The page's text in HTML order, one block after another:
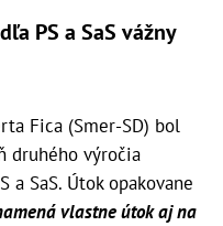
PS a SaS vážny
Fica (Smer-SD) bol
druhého výročia
SaS. Útok opakovane
vlastne útok aj na